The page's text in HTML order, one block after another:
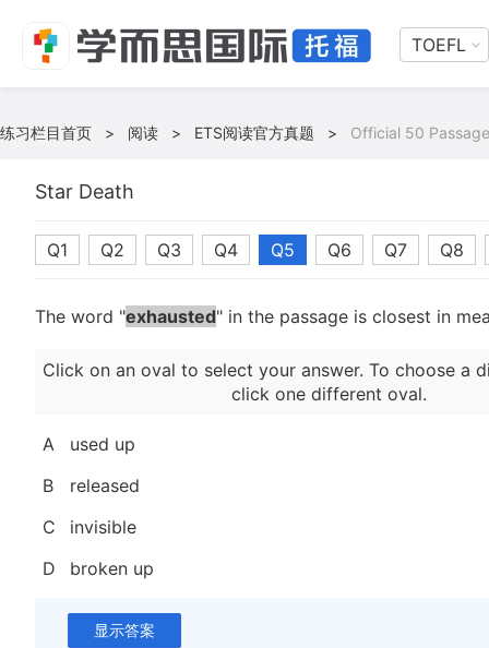
TOEFL
练习栏目首页 > 阅读 > ETS阅读官方真题 > Official 50
Star Death
Q1 Q2 Q3 Q4 Q5 Q6 Q7 Q8
The word "exhausted" in the passage is closest in
Click on an oval to select your answer. To choose a
click one different oval.
A
used up
B
released
C
invisible
D
broken up
显示答案